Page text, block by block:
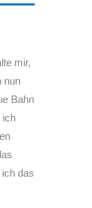
mir,
nun
Bahn
ich
das